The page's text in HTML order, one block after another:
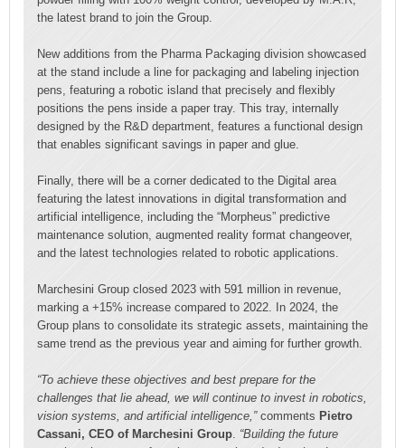
the latest brand to join the Group.
New additions from the Pharma Packaging division showcased
at the stand include a line for packaging and labeling injection
pens, featuring a robotic island that precisely and flexibly
positions the pens inside a paper tray. This tray, internally
designed by the R&D department, features a functional design
that enables significant savings in paper and glue.
Finally, there will be a corner dedicated to the Digital area
featuring the latest innovations in digital transformation and
artificial intelligence, including the “Morpheus” predictive
maintenance solution, augmented reality format changeover,
and the latest technologies related to robotic applications.
Marchesini Group closed 2023 with 591 million in revenue,
marking a +15% increase compared to 2022. In 2024, the
Group plans to consolidate its strategic assets, maintaining the
same trend as the previous year and aiming for further growth.
“To achieve these objectives and best prepare for the
challenges that lie ahead, we will continue to invest in robotics,
vision systems, and artificial intelligence,” comments Pietro
Cassani, CEO of Marchesini Group “Building the future